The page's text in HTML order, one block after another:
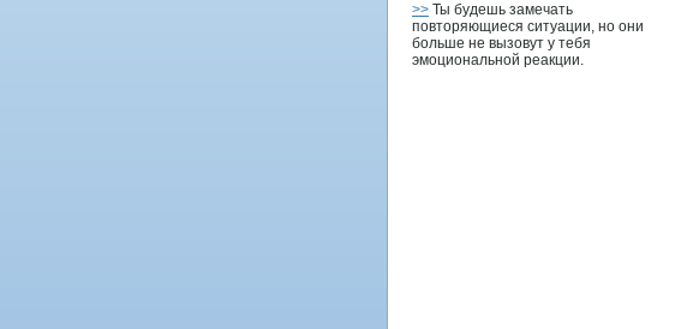
>> Ты будешь замечать
повторяющиеся ситуации, но они
больше не вызовут у тебя
эмоциональной реакции.